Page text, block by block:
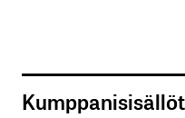
Kumppanisisällöt